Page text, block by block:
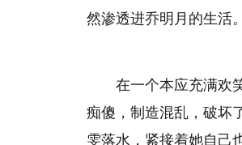
然渗透进乔明月的生活。
在一个本应充满欢
痴傻，制造混乱，破坏
雯落水，紧接着她自己